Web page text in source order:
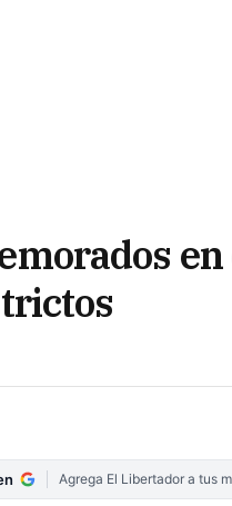
Agrega El Libertador a tus